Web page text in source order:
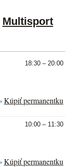
Multisport
18:30 – 20:00
Kúpiť permanentku
10:00 – 11:30
Kúpiť permanentku